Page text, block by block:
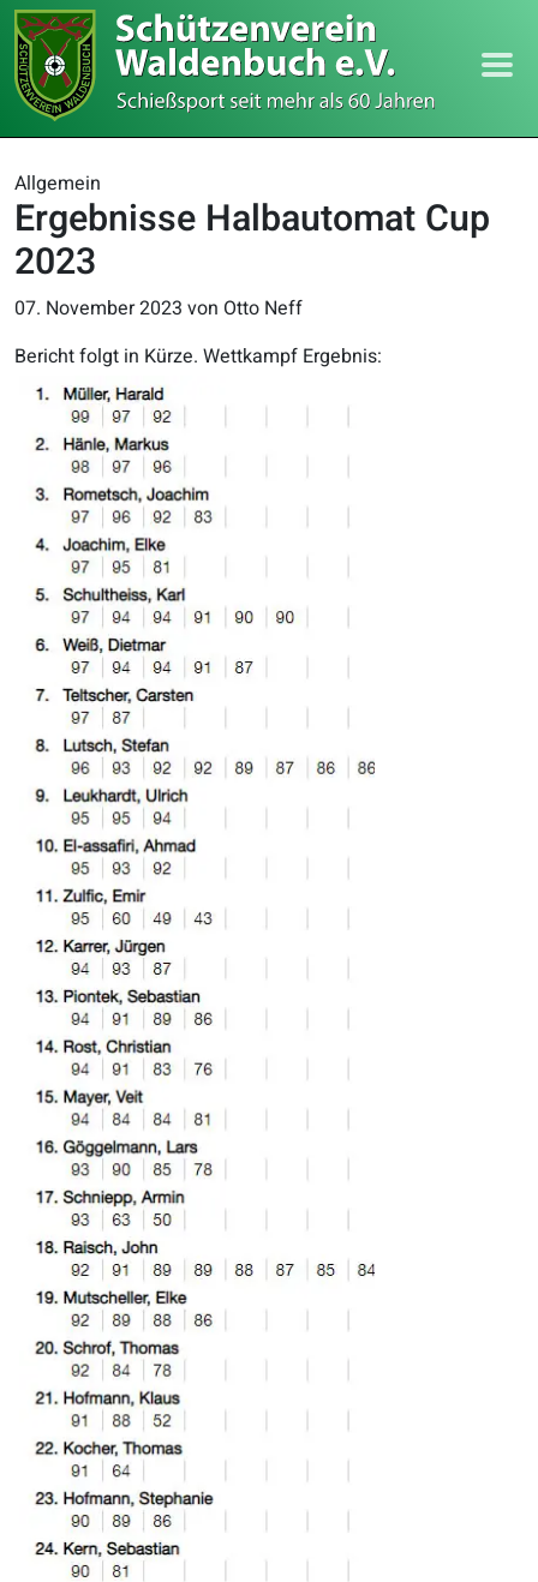
Allgemein
Ergebnisse Halbautomat Cup
2023
07. November 2023 von Otto Neff
Bericht folgt in Kürze. Wettkampf Ergebnis: